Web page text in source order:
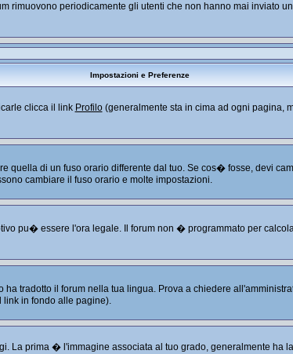
periodicamente gli utenti che non hanno mai inviato
Impostazioni e Preferenze
clicca il link Profilo(generalmente sta in cima ad ogni pagina,
quella di un fuso orario differente dal tuo. Se cos� fosse, devi
cambiare il fuso orario e molte impostazioni.
pu� essere l'ora legale. Il forum non � programmato per
tradotto il forum nella tua lingua. Prova a chiedere
link in fondo alle pagine).
La prima � l'immagine associata al tuo grado, generalmente ha